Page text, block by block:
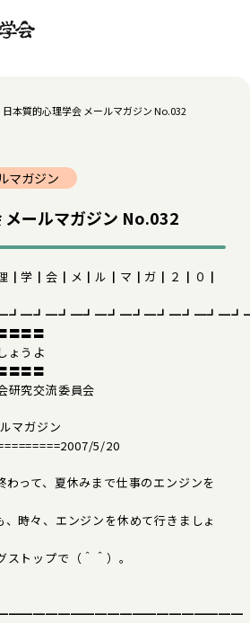
日本質的心理学会 メールマガジン No.032
マガジン
メールマガジン No.032
┃学┃会┃メ┃ル┃マ┃ガ┃２┃０┃
〓〓〓
ょうよ
〓〓〓
研究交流委員会
マガジン
5/20
わって、夏休みまで仕事のエンジンを
、時々、エンジンを休めて行きましょ
トップで（＾＾）。